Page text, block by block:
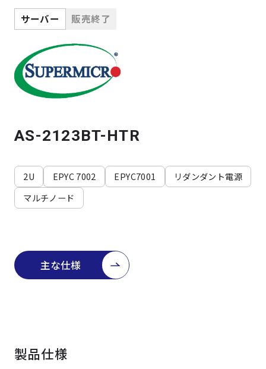
ニュース
技術情報
事例
サポート
会社案内
サーバー 販売終了
AS-2123BT-HTR
2U EPYC 7002 EPYC7001
リダンダント電源
マルチノード
主な仕様
製品仕様